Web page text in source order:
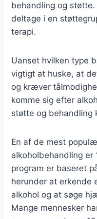
behandling og
deltage i en
terapi.
Uanset hvilken type
vigtigt at huske, at
og kræver
komme sig efter
støtte og behandling
En af de mest
alkoholbehandling er
program er baseret
herunder at erkende
alkohol og at søge
Mange mennesker